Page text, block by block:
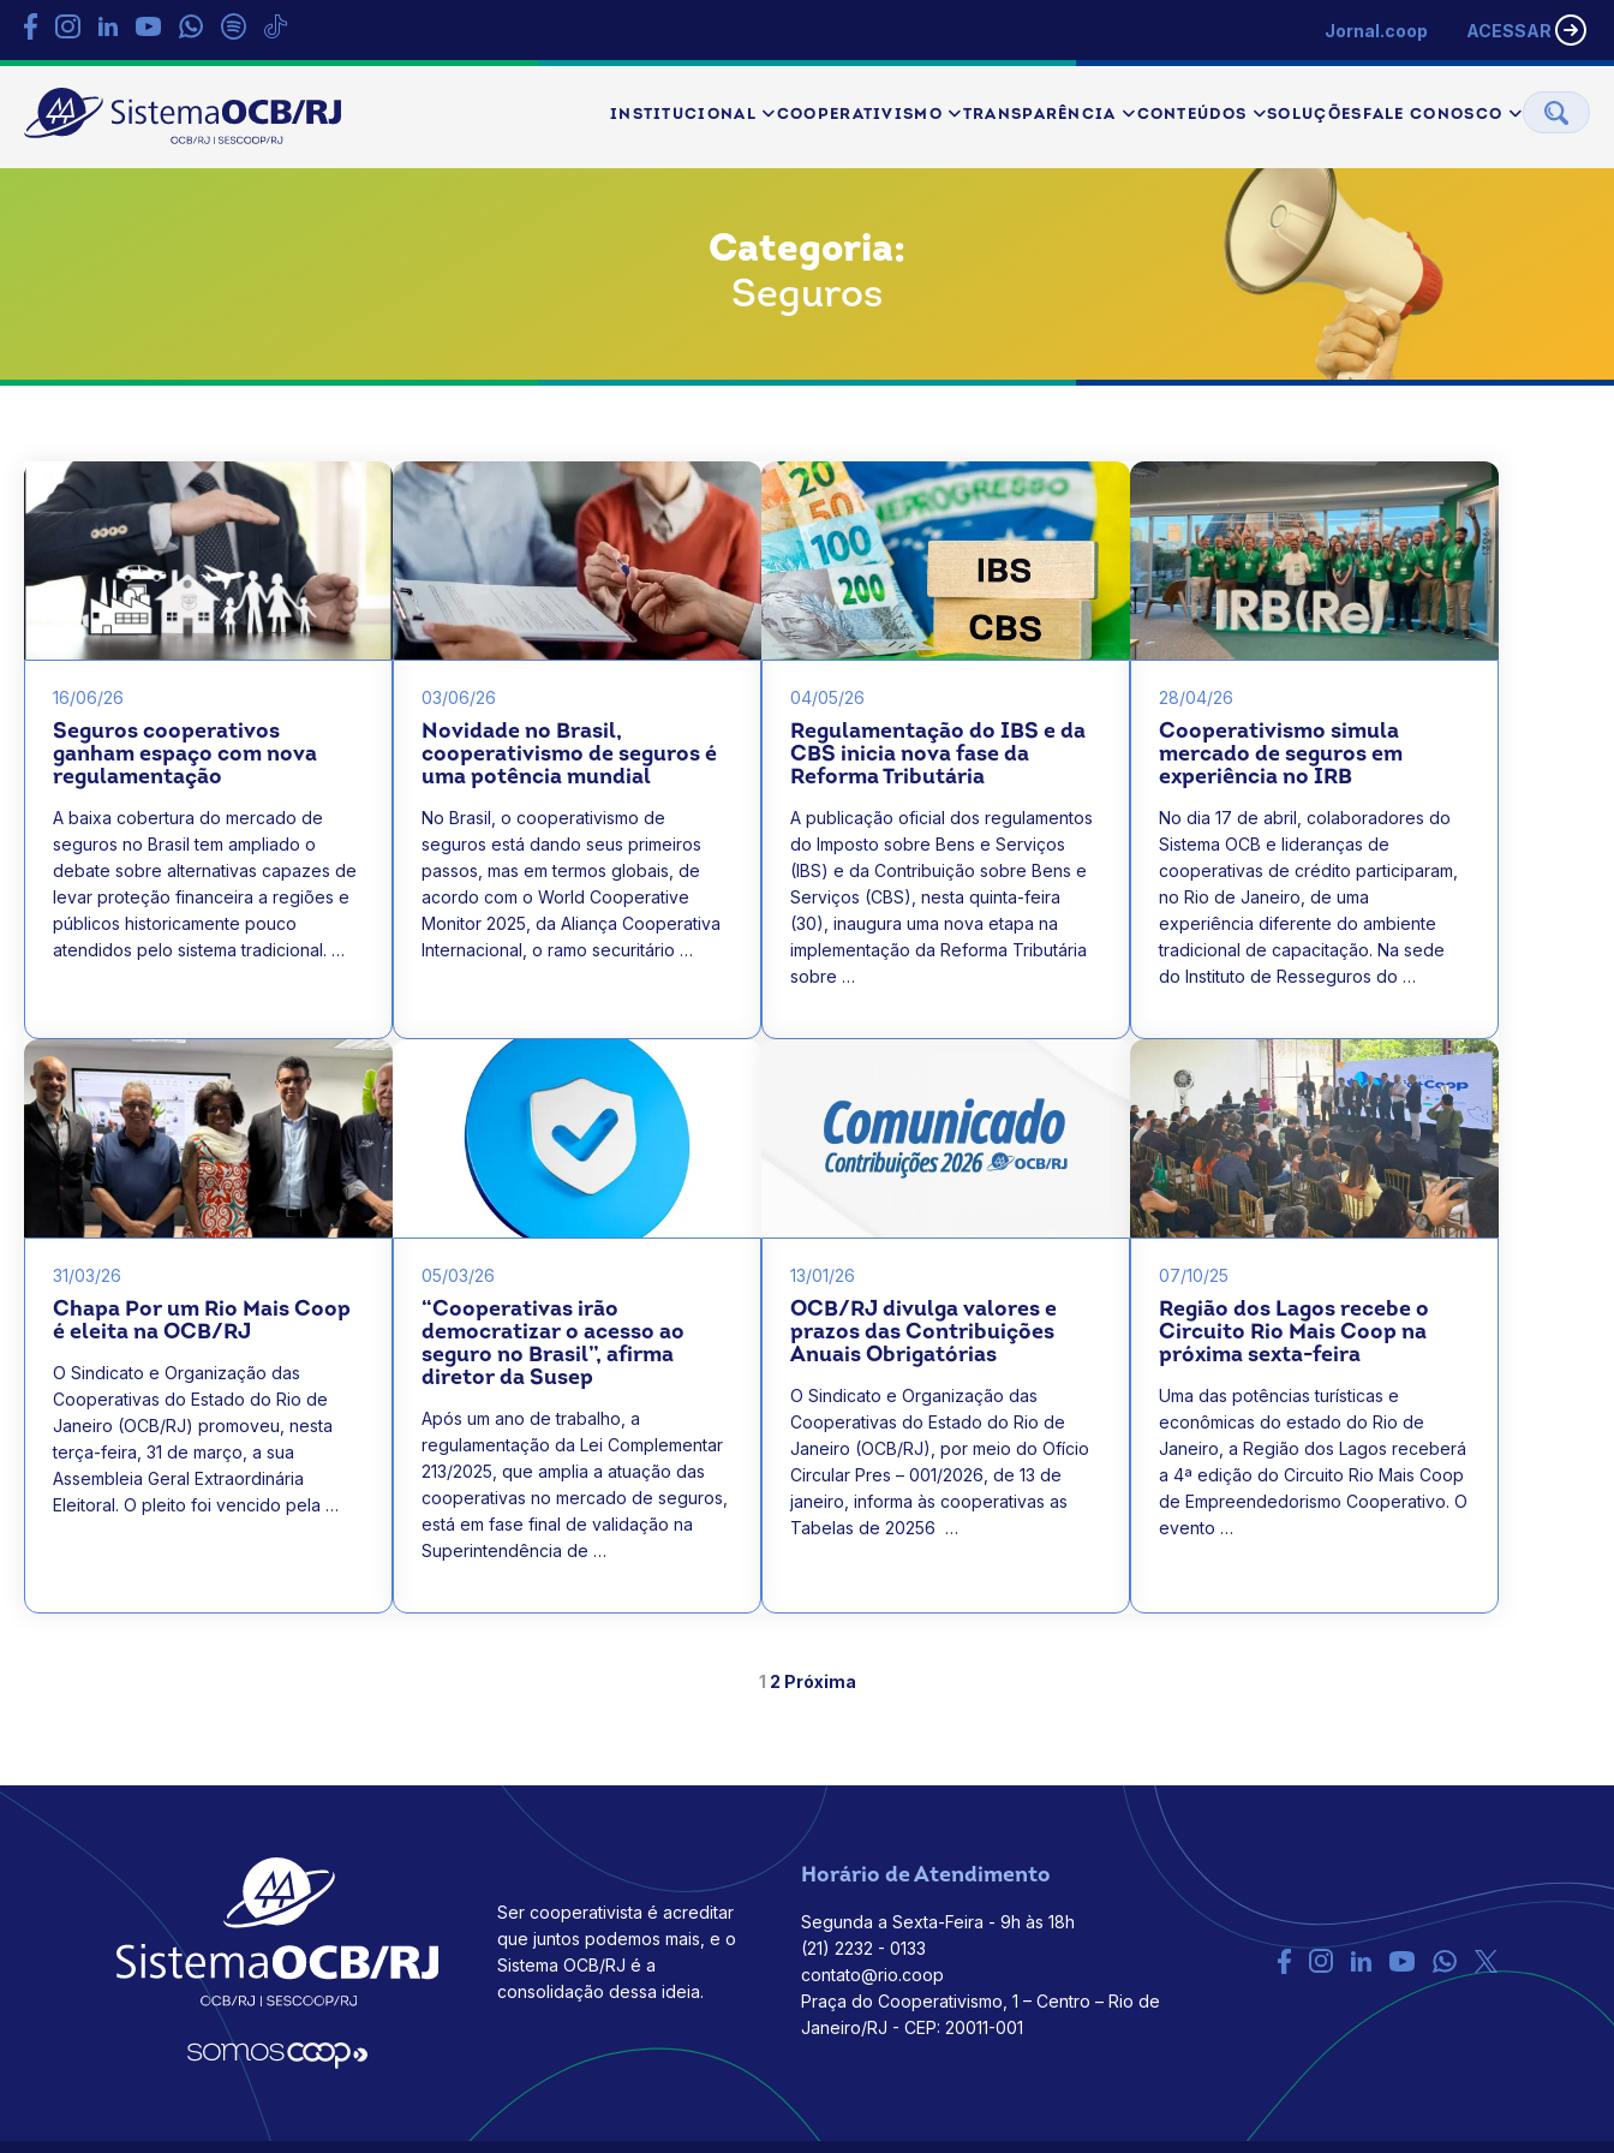
Jornal.coop ACESSAR
Sistema
INSTITUCIONAL COOPERATIVISMO TRANSPARÊNCIA CONTEÚDOS SOLUÇÕES FALE CONOSCO
Categoria:
Seguros
16/06/26
Seguros cooperativos
ganham espaço com nova
regulamentação
A baixa cobertura do mercado de
seguros no Brasil tem ampliado o
debate sobre alternativas capazes de
levar proteção financeira a regiões e
públicos historicamente pouco
atendidos pelo sistema tradicional. …
03/06/26
Novidade no Brasil,
cooperativismo de seguros é
uma potência mundial
No Brasil, o cooperativismo de
seguros está dando seus primeiros
passos, mas em termos globais, de
acordo com o World Cooperative
Monitor 2025, da Aliança Cooperativa
Internacional, o ramo securitário …
04/05/26
Regulamentação do IBS e da
CBS inicia nova fase da
Reforma Tributária
A publicação oficial dos regulamentos
do Imposto sobre Bens e Serviços
(IBS) e da Contribuição sobre Bens e
Serviços (CBS), nesta quinta-feira
(30), inaugura uma nova etapa na
implementação da Reforma Tributária
sobre …
28/04/26
Cooperativismo simula
mercado de seguros em
experiência no IRB
No dia 17 de abril, colaboradores do
Sistema OCB e lideranças de
cooperativas de crédito participaram,
no Rio de Janeiro, de uma
experiência diferente do ambiente
tradicional de capacitação. Na sede
do Instituto de Resseguros do …
31/03/26
Chapa Por um Rio Mais Coop
é eleita na OCB/RJ
O Sindicato e Organização das
Cooperativas do Estado do Rio de
Janeiro (OCB/RJ) promoveu, nesta
terça-feira, 31 de março, a sua
Assembleia Geral Extraordinária
Eleitoral. O pleito foi vencido pela …
05/03/26
“Cooperativas irão
democratizar o acesso ao
seguro no Brasil”, afirma
diretor da Susep
Após um ano de trabalho, a
regulamentação da Lei Complementar
213/2025, que amplia a atuação das
cooperativas no mercado de seguros,
está em fase final de validação na
Superintendência de …
13/01/26
OCB/RJ divulga valores e
prazos das Contribuições
Anuais Obrigatórias
O Sindicato e Organização das
Cooperativas do Estado do Rio de
Janeiro (OCB/RJ), por meio do Ofício
Circular Pres – 001/2026, de 13 de
janeiro, informa às cooperativas as
Tabelas de 20256 …
07/10/25
Região dos Lagos recebe o
Circuito Rio Mais Coop na
próxima sexta-feira
Uma das potências turísticas e
econômicas do estado do Rio de
Janeiro, a Região dos Lagos receberá
a 4ª edição do Circuito Rio Mais Coop
de Empreendedorismo Cooperativo. O
evento …
1 2 Próxima
Ser cooperativista é acreditar
que juntos podemos mais, e o
Sistema OCB/RJ é a
consolidação dessa ideia.
Horário de Atendimento
Segunda a Sexta-Feira - 9h às 18h
(21) 2232 - 0133
contato@rio.coop
Praça do Cooperativismo, 1 – Centro – Rio de
Janeiro/RJ - CEP: 20011-001